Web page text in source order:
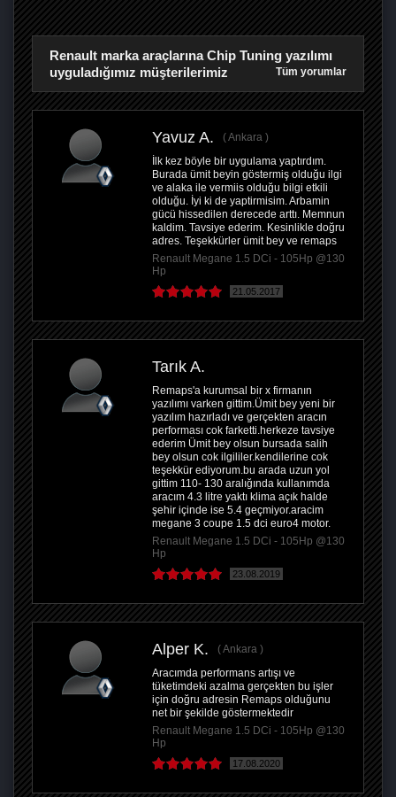
Renault marka araçlarına Chip Tuning yazılımı
uyguladığımız müşterilerimiz
Tüm yorumlar
Yavuz A.
Ankara
İlk kez böyle bir uygulama yaptırdım.
Burada ümit beyin göstermiş olduğu ilgi
ve alaka ile vermiis olduğu bilgi etkili
olduğu. İyi ki de yaptirmisim. Arbamin
gücü hissedilen derecede arttı. Memnun
kaldim. Tavsiye ederim. Kesinlikle doğru
adres. Teşekkürler ümit bey ve remaps
Renault Megane 1.5 DCi - 105Hp @130
Hp
21.05.2017
Tarık A.
Remaps'a kurumsal bir x firmanın
yazılımı varken gittim.Ümit bey yeni bir
yazılım hazırladı ve gerçekten aracın
performası cok farketti.herkeze tavsiye
ederim Ümit bey olsun bursada salih
bey olsun cok ilgililer.kendilerine cok
teşekkür ediyorum.bu arada uzun yol
gittim 110- 130 aralığında kullanımda
aracım 4.3 litre yaktı klima açık halde
şehir içinde ise 5.4 geçmiyor.aracim
megane 3 coupe 1.5 dci euro4 motor.
Renault Megane 1.5 DCi - 105Hp @130
Hp
23.08.2019
Alper K.
Ankara
Aracımda performans artışı ve
tüketimdeki azalma gerçekten bu işler
için doğru adresin Remaps olduğunu
net bir şekilde göstermektedir
Renault Megane 1.5 DCi - 105Hp @130
Hp
17.08.2020